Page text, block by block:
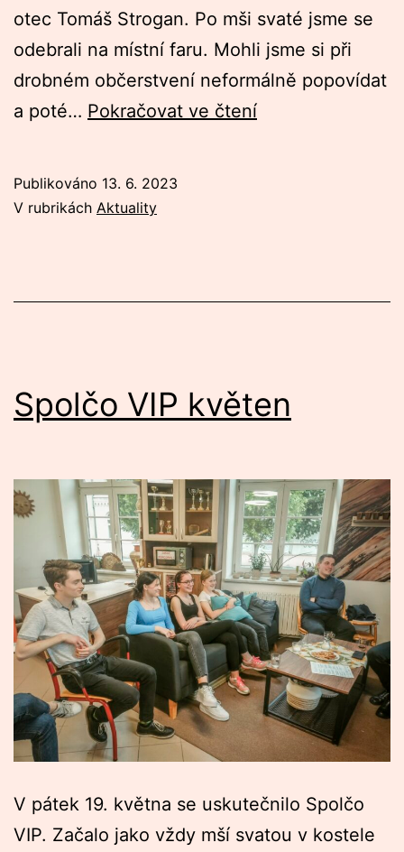
otec Tomáš Strogan. Po mši svaté jsme se
odebrali na místní faru. Mohli jsme si při
drobném občerstvení neformálně popovídat
a poté… Pokračovat ve čteníCrossna
Publikováno 13. 6. 2023
V rubrikách Aktuality
Spolčo VIP květen
V pátek 19. května se uskutečnilo Spolčo
VIP. Začalo jako vždy mší svatou v kostele